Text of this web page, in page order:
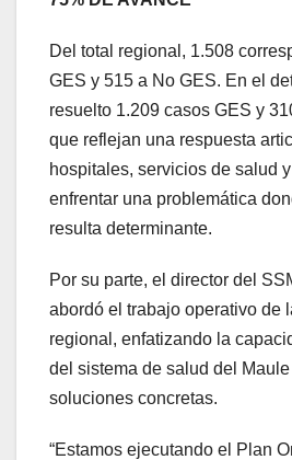
Del total regional, 1.508
GES y 515 a No GES. En el
resuelto 1.209 casos GES y
que reflejan una respuesta
hospitales, servicios de salud
enfrentar una problemática
resulta determinante.
Por su parte, el director del
abordó el trabajo operativo de
regional, enfatizando la
del sistema de salud del
soluciones concretas.
“Estamos ejecutando el Plan